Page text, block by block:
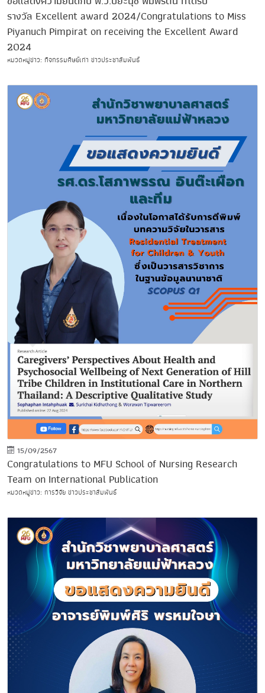
รางวัล Excellent award 2024/Congratulations to Miss
Piyanuch Pimpirat on receiving the Excellent Award
2024
หมวดหมู่ข่าว: กิจกรรมศิษย์เก่า ข่าวประชาสัมพันธ์
15/09/2567
Congratulations to MFU School of Nursing Research
Team on International Publication
หมวดหมู่ข่าว: การวิจัย ข่าวประชาสัมพันธ์